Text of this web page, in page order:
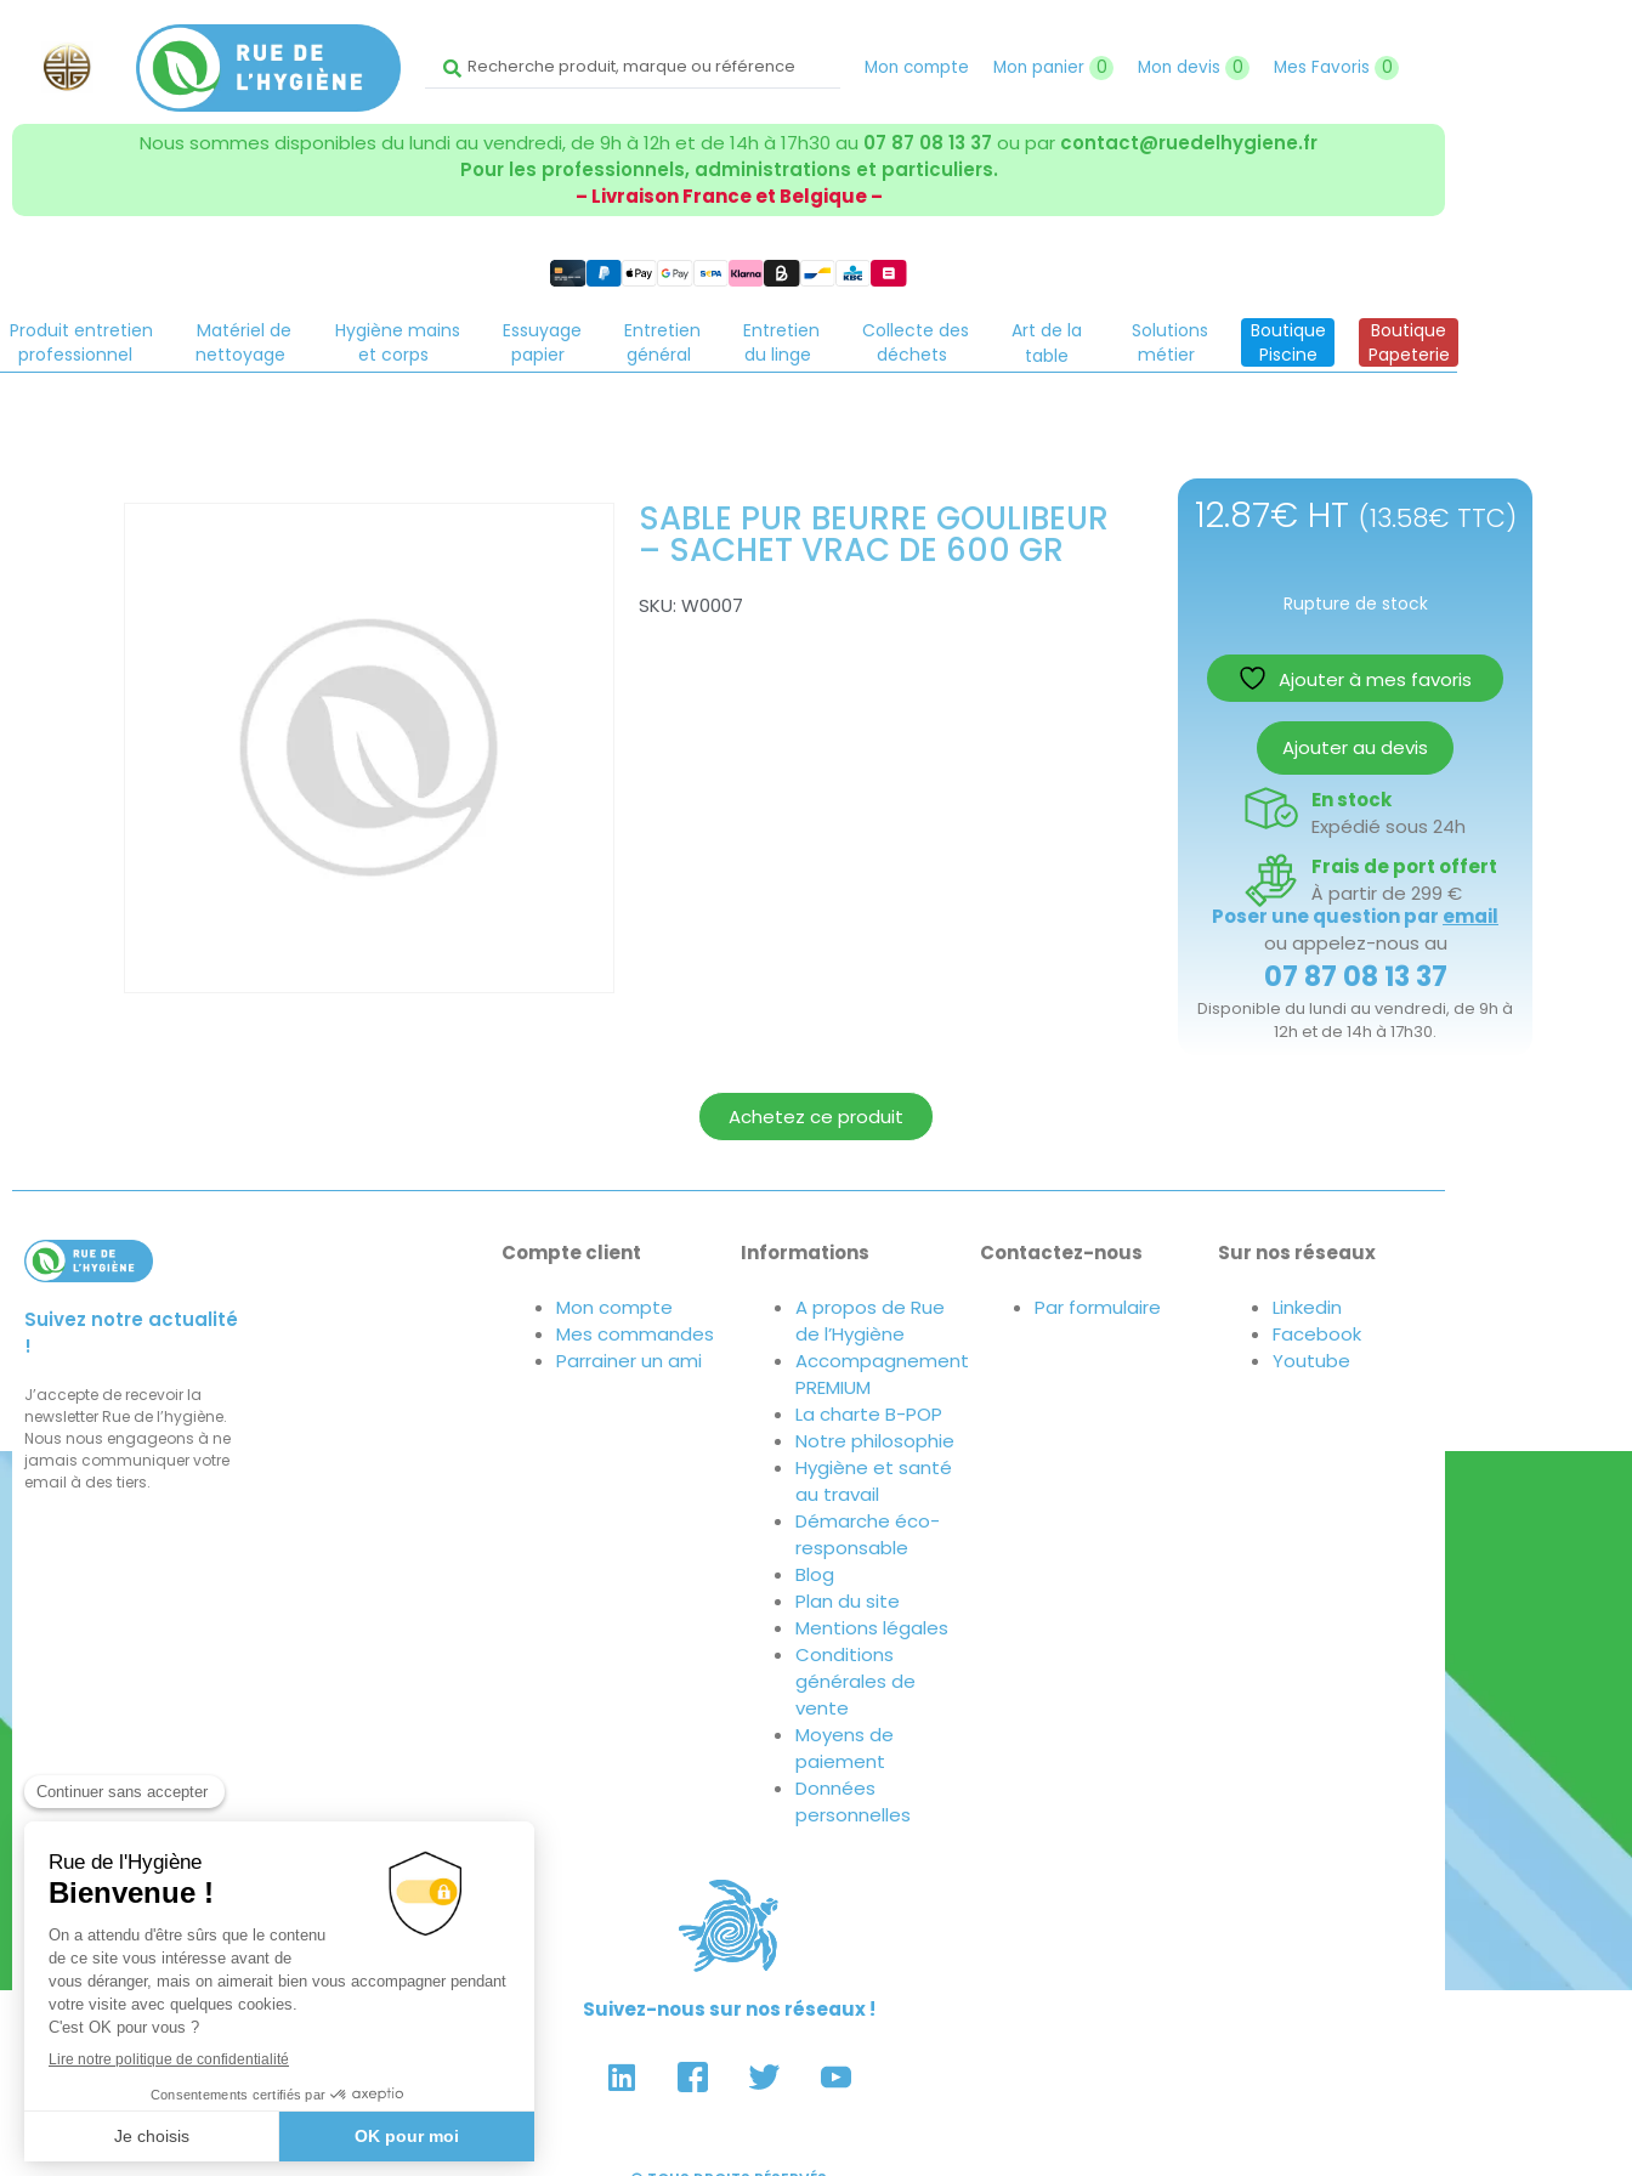
Mon compte Mon panier 0 Mon devis 0 Mes Favoris 0
Nous sommes disponibles du lundi au vendredi, de 9h à 12h et de 14h à 17h30 au 07 87 08 13 37 ou par contact@ruedelhygiene.fr
Pour les professionnels, administrations et particuliers.
– Livraison France et Belgique –
Produit entretien
professionnel
Matériel de
nettoyage
Hygiène mains
et corps
Essuyage
papier
Entretien
général
Entretien
du linge
Collecte des
déchets
Art de la
table
Solutions
métier
Boutique
Piscine
Boutique
Papeterie
SABLE PUR BEURRE GOULIBEUR
– SACHET VRAC DE 600 GR
SKU: W0007
12.87€ HT (13.58€ TTC)
Rupture de stock
Ajouter à mes favoris
Ajouter au devis
En stock
Expédié sous 24h
Frais de port offert
À partir de 299 €
Poser une question par email
ou appelez-nous au
07 87 08 13 37
Disponible du lundi au vendredi, de 9h à
12h et de 14h à 17h30.
Achetez ce produit
Suivez notre actualité
!
J’accepte de recevoir la
newsletter Rue de l’hygiène.
Nous nous engageons à ne
jamais communiquer votre
email à des tiers.
Compte client
Mon compte
Mes commandes
Parrainer un ami
Informations
A propos de Rue
de l’Hygiène
Accompagnement
PREMIUM
La charte B-POP
Notre philosophie
Hygiène et santé
au travail
Démarche éco-
responsable
Blog
Plan du site
Mentions légales
Conditions
générales de
vente
Moyens de
paiement
Données
personnelles
Contactez-nous
Par formulaire
Sur nos réseaux
Linkedin
Facebook
Youtube
Suivez-nous sur nos réseaux !